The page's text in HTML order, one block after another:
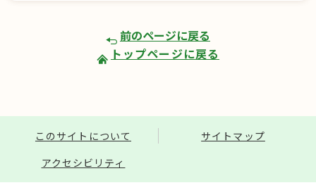
前のページに戻る
トップページに戻る
このサイトについて
サイトマップ
アクセシビリティ